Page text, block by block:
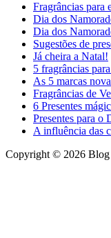
Fragrâncias para
Dia dos
Dia dos
Sugestões de
Já cheira a Natal!
5 fragrâncias
As 5 marcas
Fragrâncias de
6 Presentes
Presentes para o
A influência das
Copyright © 2026